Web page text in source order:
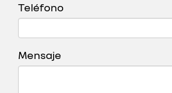
Teléfono
Mensaje